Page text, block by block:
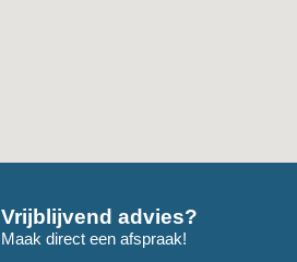
Vrijblijvend advies?
Maak direct een afspraak!